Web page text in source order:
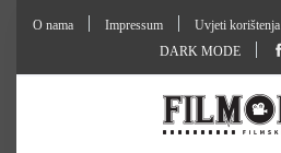
O nama Impressum Uvjeti korištenja
DARK MODE